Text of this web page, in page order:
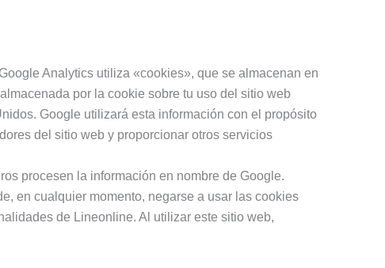
Analytics utiliza «cookies», que se almacenan en
por la cookie sobre tu uso del sitio web
Google utilizará esta información con el propósito
del sitio web y proporcionar otros servicios
procesen la información en nombre de Google.
en cualquier momento, negarse a usar las cookies
de Lineonline. Al utilizar este sitio web,